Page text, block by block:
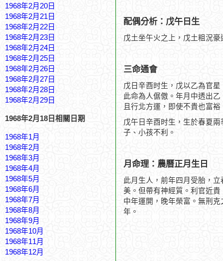
1968年2月20日
1968年2月21日
1968年2月22日
1968年2月23日
1968年2月24日
1968年2月25日
1968年2月26日
1968年2月27日
1968年2月28日
1968年2月29日
1968年2月18日相關日期
1968年1月
1968年2月
1968年3月
1968年4月
1968年5月
1968年6月
1968年7月
1968年8月
1968年9月
1968年10月
1968年11月
1968年12月
配偶分析：戊午日生
戊土坐午火之上，戊土粗況
三命通會
戊日辛酉时生，戊以乙為官
此命為人倨傲。年月中透出
且行北方運，即使不貴也富裕
戊午日辛酉时生，生於春夏
子、小孩不利。
月命理：農曆正月生日
此月生人，前年四月受胎，
美。但帶有神經質。利官近
中年運開，晚年榮富。無刑
年。